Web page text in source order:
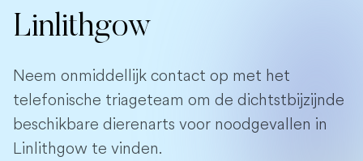
Linlithgow
Neem onmiddellijk contact op met het
telefonische triageteam om de dichtstbijzijnde
beschikbare dierenarts voor noodgevallen in
Linlithgow te vinden.